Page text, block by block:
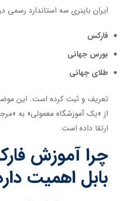
ایران باینری سه استاندارد رسمی
فارکس
بورس جهانی
طلای جهانی
تعریف و ثبت کرده است. این
از «یک آموزشگاه معمولی» به
ارتقا داده است.
چرا آموزش
بابل اهمیت